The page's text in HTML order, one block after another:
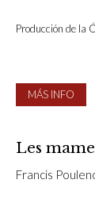
Producción de la
MÁS INFO
Les
Francis